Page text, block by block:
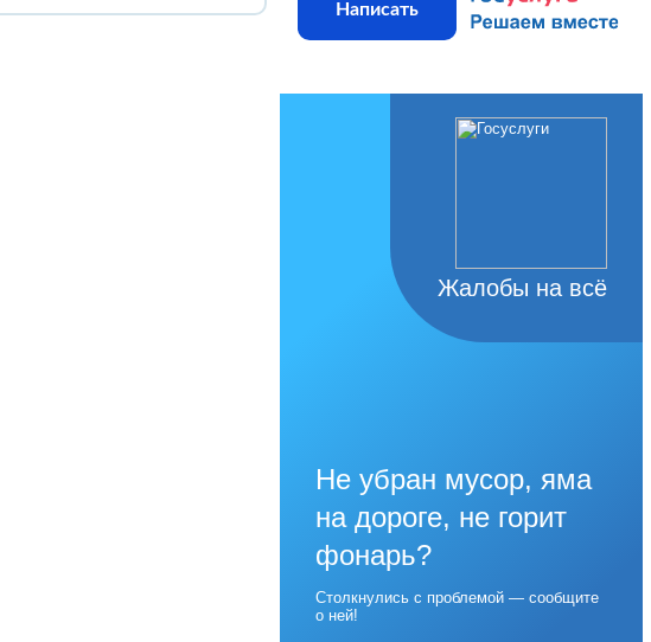
Написать
Жалобы на всё
Не убран мусор, яма
на дороге, не горит
фонарь?
Столкнулись с проблемой — сообщите
о ней!